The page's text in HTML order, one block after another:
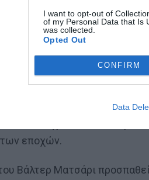
I want to opt-out of
of my Personal Data that Is
was collected.
Opted Out
CONFIRM
Data
Φαίνεται με τη μία για τον
κατάσταση και χωρίς
παιχνίδια, κανένα γκολ
εποχών.
Βάλτερ Ματσάρι